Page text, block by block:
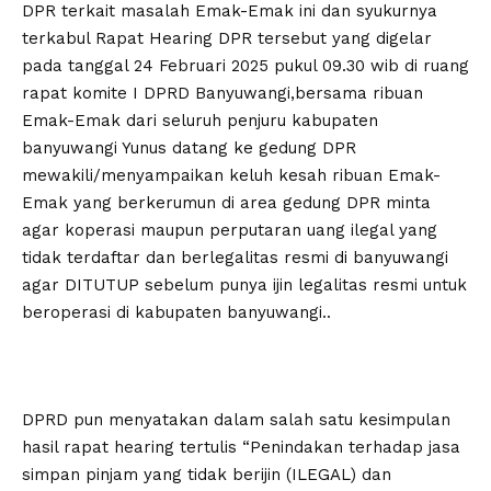
DPR terkait masalah Emak-Emak ini dan syukurnya
terkabul Rapat Hearing DPR tersebut yang digelar
pada tanggal 24 Februari 2025 pukul 09.30 wib di ruang
rapat komite I DPRD Banyuwangi,bersama ribuan
Emak-Emak dari seluruh penjuru kabupaten
banyuwangi Yunus datang ke gedung DPR
mewakili/menyampaikan keluh kesah ribuan Emak-
Emak yang berkerumun di area gedung DPR minta
agar koperasi maupun perputaran uang ilegal yang
tidak terdaftar dan berlegalitas resmi di banyuwangi
agar DITUTUP sebelum punya ijin legalitas resmi untuk
beroperasi di kabupaten banyuwangi..
DPRD pun menyatakan dalam salah satu kesimpulan
hasil rapat hearing tertulis “Penindakan terhadap jasa
simpan pinjam yang tidak berijin (ILEGAL) dan